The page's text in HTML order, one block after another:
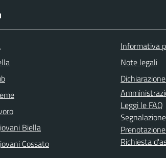
Biella
Cossato
Informativa
Note legali
Leggi le FAQ
Richiesta